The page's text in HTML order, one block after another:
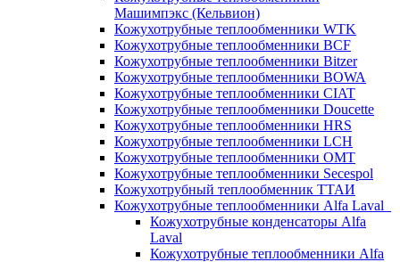
Машимпэкс (Кельвион)
Кожухотрубные теплообменники WTK
Кожухотрубные теплообменники BCF
Кожухотрубные теплообменники Bitzer
Кожухотрубные теплообменники BOWA
Кожухотрубные теплообменники CIAT
Кожухотрубные теплообменники Doucette
Кожухотрубные теплообменники HRS
Кожухотрубные теплообменники LCH
Кожухотрубные теплообменники OMT
Кожухотрубные теплообменники Secespol
Кожухотрубный теплообменник ТТАИ
Кожухотрубные теплообменники Alfa Laval
Кожухотрубные конденсаторы Alfa
Laval
Кожухотрубные теплообменники Alfa